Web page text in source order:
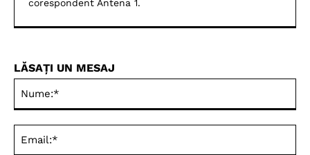
corespondent Antena 1.
LĂSAȚI UN MESAJ